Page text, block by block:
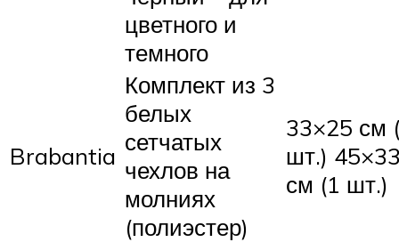
цветного и
темного
Brabantia
Комплект из 3
белых
сетчатых
чехлов на
молниях
(полиэстер)
33×25 см
шт.)
см (1 шт.)